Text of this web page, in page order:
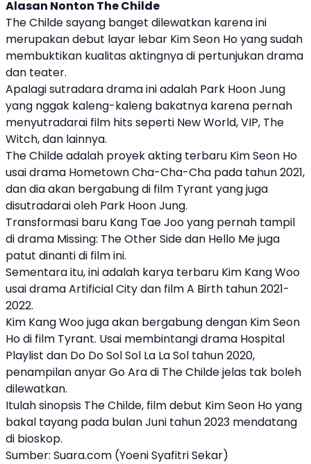
Alasan Nonton The Childe
The Childe sayang banget dilewatkan karena ini
merupakan debut layar lebar Kim Seon Ho yang sudah
membuktikan kualitas aktingnya di pertunjukan drama
dan teater.
Apalagi sutradara drama ini adalah Park Hoon Jung
yang nggak kaleng-kaleng bakatnya karena pernah
menyutradarai film hits seperti New World, VIP, The
Witch, dan lainnya.
The Childe adalah proyek akting terbaru Kim Seon Ho
usai drama Hometown Cha-Cha-Cha pada tahun 2021,
dan dia akan bergabung di film Tyrant yang juga
disutradarai oleh Park Hoon Jung.
Transformasi baru Kang Tae Joo yang pernah tampil
di drama Missing: The Other Side dan Hello Me juga
patut dinanti di film ini.
Sementara itu, ini adalah karya terbaru Kim Kang Woo
usai drama Artificial City dan film A Birth tahun 2021-
2022.
Kim Kang Woo juga akan bergabung dengan Kim Seon
Ho di film Tyrant. Usai membintangi drama Hospital
Playlist dan Do Do Sol Sol La La Sol tahun 2020,
penampilan anyar Go Ara di The Childe jelas tak boleh
dilewatkan.
Itulah sinopsis The Childe, film debut Kim Seon Ho yang
bakal tayang pada bulan Juni tahun 2023 mendatang
di bioskop.
Sumber: Suara.com (Yoeni Syafitri Sekar)